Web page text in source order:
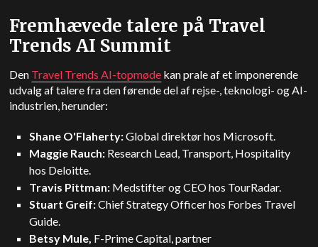
Fremhævede talere på Travel
Trends AI Summit
Den Travel Trends AI-topmøde kan prale af et imponerende
udvalg af talere fra den førende del af rejse-, teknologi- og AI-
industrien, herunder:
Shane O'Flaherty:Global direktør hos Microsoft.
Maggie Rauch: Research Lead, Transport, Hospitality
hos Deloitte.
Travis Pittman: Medstifter og CEO hos TourRadar.
Stuart Greif:Chief Strategy Officer hos Forbes Travel
Guide.
Betsy Mule, F-Prime Capital, partner